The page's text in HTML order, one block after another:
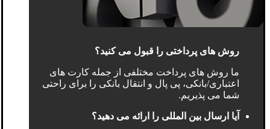
روش های پرداختی را قبول می کنید؟
ما روش های پرداخت مختلفی از جمله کارت های
اعتباری/بانکی، پی پال و انتقال بانکی را برای راحتی
شما می پذیریم.
آیا ارسال بین المللی را ارائه می دهید؟